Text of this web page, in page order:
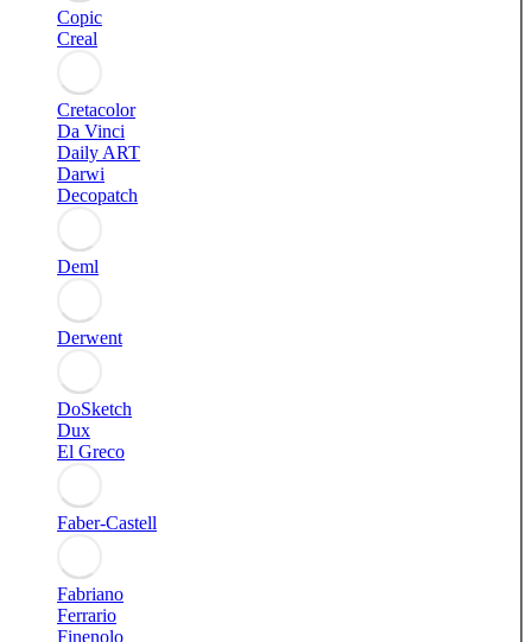
Copic
Creal
Cretacolor
Da Vinci
Daily ART
Darwi
Decopatch
Deml
Derwent
DoSketch
Dux
El Greco
Faber-Castell
Fabriano
Ferrario
Finenolo